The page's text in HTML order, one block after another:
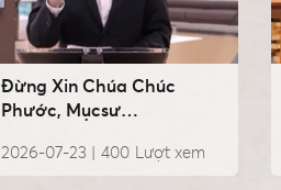
Đừng Xin Chúa Chúc
Phước, Mụcsư
2026-07-23 | Lượt xem
400